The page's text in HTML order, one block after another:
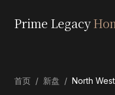
Prime Legacy
服务
首页 / 新盘 / North